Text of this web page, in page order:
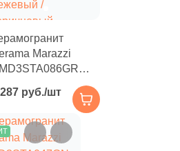
Marazzi
Касабланка
серый /
/
под
руб./шт